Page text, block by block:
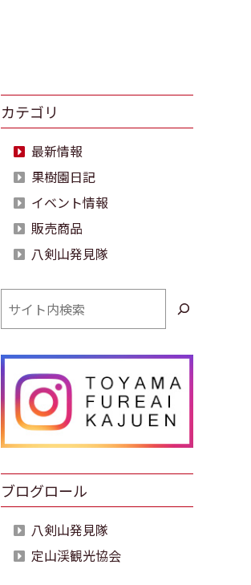
カテゴリ
最新情報
果樹園日記
イベント情報
販売商品
八剣山発見隊
検
索
ブログロール
八剣山発見隊
定山渓観光協会